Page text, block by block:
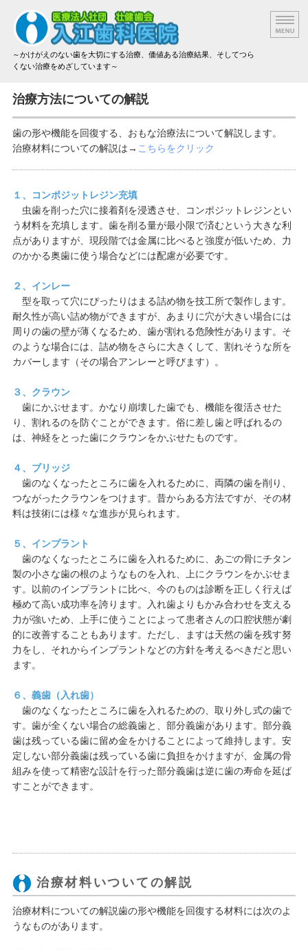
～かけがえのない歯を大切にする治療、価値ある治療結果、そしてつら
くない治療をめざしています～
院長挨拶
設備と技術
治療方法と材料
治療費のご案内
治療方法についての解説
歯の形や機能を回復する、おもな治療法について解説します。
治療材料についての解説は→ こちらをクリック
１、コンポジットレジン充填
虫歯を削った穴に接着剤を浸透させ、コンポジットレジンとい
う材料を充填します。歯を削る量が最小限で済むという大きな利
点がありますが、現段階では金属に比べると強度が低いため、力
のかかる奥歯に使う場合などには配慮が必要です。
２、インレー
型を取って穴にぴったりはまる詰め物を技工所で製作します。
耐久性が高い詰め物ができますが、あまりに穴が大きい場合には
周りの歯の壁が薄くなるため、歯が割れる危険性があります。そ
のような場合には、詰め物をさらに大きくして、割れそうな所を
カバーします（その場合アンレーと呼びます）。
３、クラウン
歯にかぶせます。かなり崩壊した歯でも、機能を復活させた
り、割れるのを防ぐことができます。俗に差し歯と呼ばれるの
は、神経をとった歯にクラウンをかぶせたものです。
４、ブリッジ
歯のなくなったところに歯を入れるために、両隣の歯を削り、
つながったクラウンをつけます。昔からある方法ですが、その材
料は技術には様々な進歩が見られます。
５、インプラント
歯のなくなったところに歯を入れるために、あごの骨にチタン
製の小さな歯の根のようなものを入れ、上にクラウンをかぶせま
す。以前のインプラントに比べ、今のものは診断を正しく行えば
極めて高い成功率を誇ります。入れ歯よりもかみ合わせを支える
力が強いため、上手に使うことによって患者さんの口腔状態が劇
的に改善することもあります。ただし、ますは天然の歯を残す努
力をし、それからインプラントなどの方針を考えるべきだと思い
ます。
６、義歯（入れ歯）
歯のなくなったところに歯を入れるための、取り外し式の歯で
す。歯が全くない場合の総義歯と、部分義歯があります。部分義
歯は残っている歯に留め金をかけることによって維持します。安
定しない部分義歯は残っている歯に負担をかけますが、金属の骨
組みを使って精密な設計を行った部分義歯は逆に歯の寿命を延ば
すことができます。
治療材料いついての解説
治療材料についての解説歯の形や機能を回復する材料には次のよ
うなものがあります。